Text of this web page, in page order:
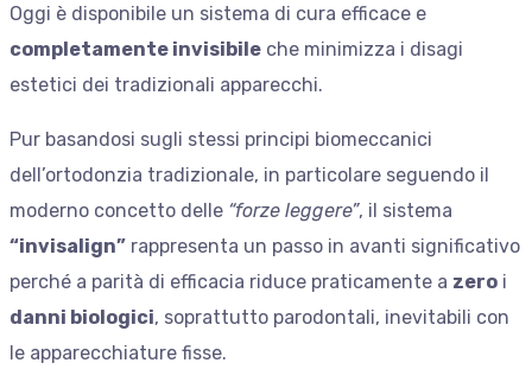
Oggi è disponibile un sistema di cura efficace e
completamente invisibile che minimizza i disagi
estetici dei tradizionali apparecchi.
Pur basandosi sugli stessi principi biomeccanici
dell’ortodonzia tradizionale, in particolare seguendo il
moderno concetto delle “forze leggere”, il sistema
“invisalign” rappresenta un passo in avanti significativo
perché a parità di efficacia riduce praticamente a zero i
danni biologici, soprattutto parodontali, inevitabili con
le apparecchiature fisse.